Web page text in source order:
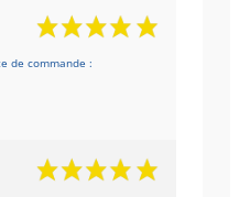
de commande :